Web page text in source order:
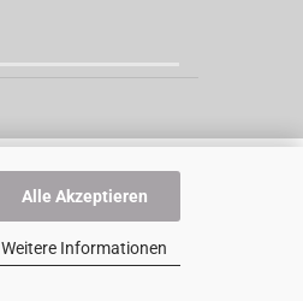
Alle Akzeptieren
Weitere Informationen